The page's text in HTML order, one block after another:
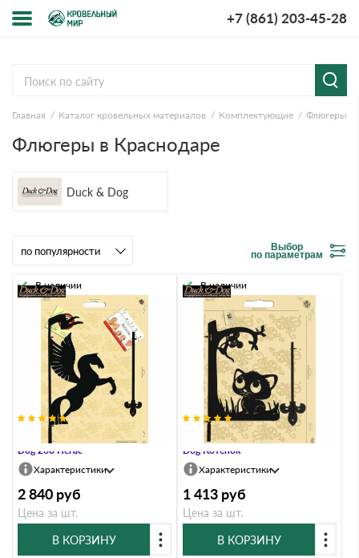
+7 (861) 203-45-28
компании
и оплата
Главная Каталог кровельных материалов Комплектующие Флюгеры
Флюгеры в Краснодаре
Duck & Dog
Выбор
по параметрам
Указатель ветра большой Duck &
Dog 268 Пегас
В наличии
Характеристики
2 840 руб
Цена за шт.
В КОРЗИНУ
Указатель ветра малый Duck &
Dog Котенок
В наличии
Характеристики
1 413 руб
Цена за шт.
В КОРЗИНУ